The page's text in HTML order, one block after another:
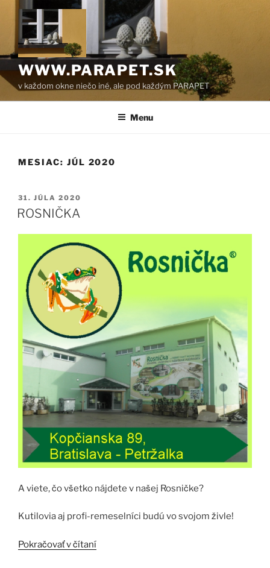
Prejsť
obsah
WWW.PARAPET.SK
v každom okne niečo iné, ale pod každým PARAPET
Menu
MESIAC: JÚL 2020
PUBLIKOVANÉ
31. JÚLA 2020
ROSNIČKA
A viete, čo všetko nájdete v našej Rosničke?
Kutilovia aj profi-remeselníci budú vo svojom živle!
Pokračovať v čítaní„ROSNIČKA“